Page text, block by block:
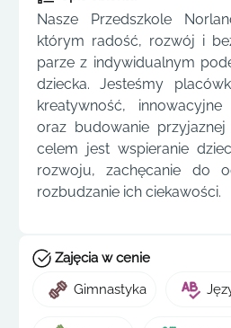
Nasze Przedszkole
którym radość, rozwój i
parze z indywidualnym
dziecka. Jesteśmy
kreatywność,
oraz budowanie przyjaznej
celem jest wspieranie
rozwoju, zachęcanie do
rozbudzanie ich ciekawości.
Zajęcia w cenie
Gimnastyka